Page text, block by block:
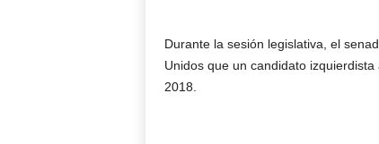
Durante la sesión legislativa, el
Unidos que un candidato
2018.